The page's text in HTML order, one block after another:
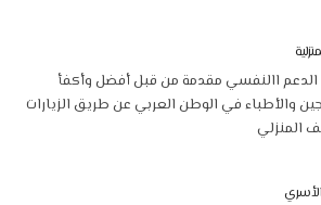
االنفسي مقدمة من قبل أفضل وأكفأ
والأطباء في الوطن العربي عن طريق الزيارات
المنزلي